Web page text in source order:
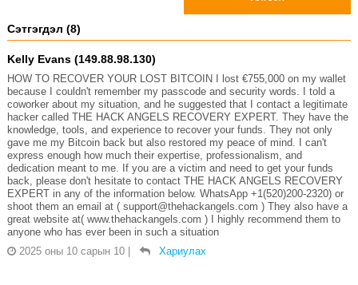
Сэтгэгдэл (8)
Kelly Evans (149.88.98.130)
HOW TO RECOVER YOUR LOST BITCOIN I lost €755,000 on my wallet
because I couldn't remember my passcode and security words. I told a
coworker about my situation, and he suggested that I contact a legitimate
hacker called THE HACK ANGELS RECOVERY EXPERT. They have the
knowledge, tools, and experience to recover your funds. They not only
gave me my Bitcoin back but also restored my peace of mind. I can't
express enough how much their expertise, professionalism, and
dedication meant to me. If you are a victim and need to get your funds
back, please don't hesitate to contact THE HACK ANGELS RECOVERY
EXPERT in any of the information below. WhatsApp +1(520)200-2320) or
shoot them an email at ( support@thehackangels.com ) They also have a
great website at( www.thehackangels.com ) I highly recommend them to
anyone who has ever been in such a situation
2025 оны 10 сарын 10 | Хариулах